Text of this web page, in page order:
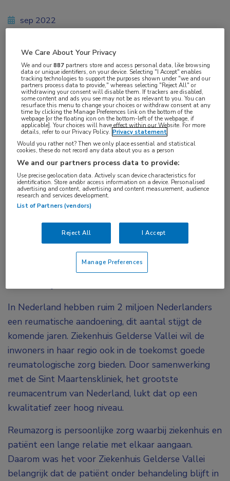
De Nijmeegse Sint Maartenskliniek biedt sinds
kort reumatologische zorg aan in Ziekenhuis
Gelderse Vallei. De intensieve samenwerking
tussen beide ziekenhuizen is opgezet om
reumapatiënten in de regio de beste zorg te
In Nederland hebben ruim 2 miljoen Nederlanders
een reumatische aandoening, dit aantal stijgt de
komende jaren. Ziekenhuis Gelderse Vallei wil de
inwoners in haar regio ook in de toekomst goede
reumatologische zorg bieden. Door samenwerking
met de Sint Maartenskliniek, het grootste
reumacentrum van Nederland, lukt dat op een
kwalitatief zeer hoog niveau.
Reumazorg is persoonlijke zorg waarbij ziekenhuis en
patiënt een lange relatie met elkaar aangaan.
Daarom was het voor Ziekenhuis Gelderse Vallei
belangrijk dat de patiënt onder behandeling blijft in
sep 2022
Vakgebieden:
Reumatologie
Aandachtsgebieden:
Arthritis psoriatica,Artrose,Jicht,Juveniele idiopathische
artritis,Reumatoïde artritis,Sclerodermie,Sjögren,
Spondyloartritis
Tags:
samenwerking
We Care About Your Privacy
We and our887 partners store and access personal data, like browsing
data or unique identifiers, on your device. Selecting "I Accept" enables
tracking technologies to support the purposes shown under "we and our
partners process data to provide," whereas selecting "Reject All" or
withdrawing your consent will disable them. If trackers are disabled,
some content and ads you see may not be as relevant to you. You can
resurface this menu to change your choices or withdraw consent at any
time by clicking the Manage Preferences link on the bottom of the
webpage [or the floating icon on the bottom-left of the webpage, if
applicable]. Your choices will have effect within our Website. For more
details, refer to our Privacy Policy. Privacy statement
Would you rather not? Then we only place essential and statistical
cookies, these do not record any data about you as a person
We and our partners process data to provide:
Use precise geolocation data. Actively scan device characteristics for
identification. Store and/or access information on a device. Personalised
advertising and content, advertising and content measurement, audience
research and services development.
List of Partners (vendors)
Reject All I Accept
Manage Preferences